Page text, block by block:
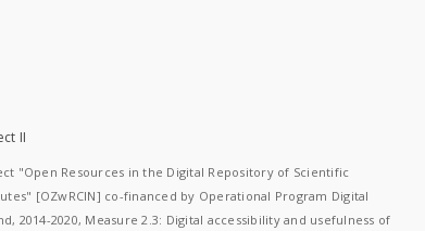
II
"Open Resources in the Digital Repository of Scientific
[OZwRCIN] co-financed by Operational Program Digital
2014-2020, Measure 2.3: Digital accessibility and usefulness of